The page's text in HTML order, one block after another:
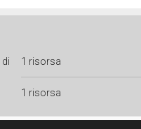
di 1 risorsa
1 risorsa